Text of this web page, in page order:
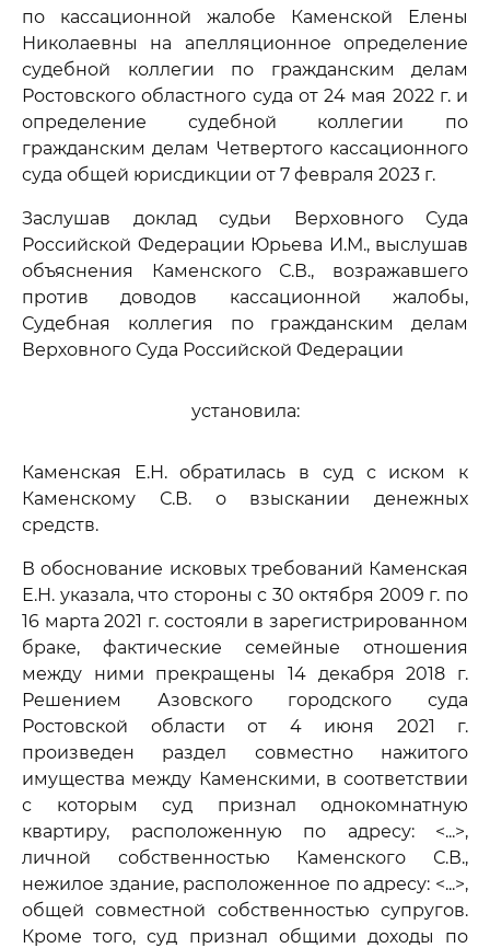
по кассационной жалобе Каменской Елены
Николаевны на апелляционное определение
судебной коллегии по гражданским делам
Ростовского областного суда от 24 мая 2022 г. и
определение судебной коллегии по
гражданским делам Четвертого кассационного
суда общей юрисдикции от 7 февраля 2023 г.
Заслушав доклад судьи Верховного Суда
Российской Федерации Юрьева И.М., выслушав
объяснения Каменского С.В., возражавшего
против доводов кассационной жалобы,
Судебная коллегия по гражданским делам
Верховного Суда Российской Федерации
установила:
Каменская Е.Н. обратилась в суд с иском к
Каменскому С.В. о взыскании денежных
средств.
В обоснование исковых требований Каменская
Е.Н. указала, что стороны с 30 октября 2009 г. по
16 марта 2021 г. состояли в зарегистрированном
браке, фактические семейные отношения
между ними прекращены 14 декабря 2018 г.
Решением Азовского городского суда
Ростовской области от 4 июня 2021 г.
произведен раздел совместно нажитого
имущества между Каменскими, в соответствии
с которым суд признал однокомнатную
квартиру, расположенную по адресу: <...>,
личной собственностью Каменского С.В.,
нежилое здание, расположенное по адресу: <...>,
общей совместной собственностью супругов.
Кроме того, суд признал общими доходы по